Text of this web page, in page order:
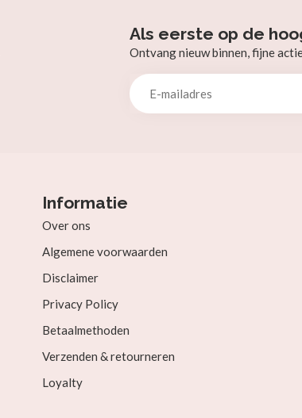
Als eerste op de
Ontvang nieuw binnen, fijne
Informatie
Over ons
Algemene voorwaarden
Disclaimer
Privacy Policy
Betaalmethoden
Verzenden & retourneren
Loyalty